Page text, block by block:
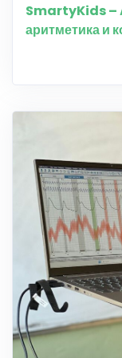
SmartyKids –
аритметика и